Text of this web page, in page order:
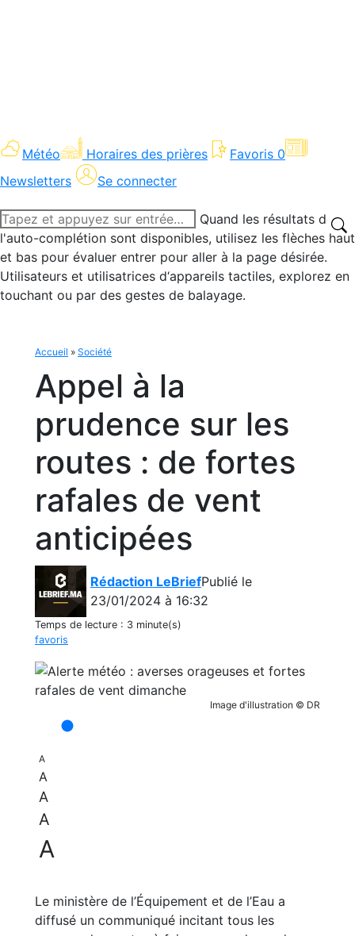
Météo Horaires des prières Favoris 0
Newsletters
Se connecter
Recherche
:
Quand les résultats de
l'auto-complétion sont disponibles, utilisez les flèches haut
et bas pour évaluer entrer pour aller à la page désirée.
Utilisateurs et utilisatrices d‘appareils tactiles, explorez en
touchant ou par des gestes de balayage.
Accueil » Société
Appel à la
prudence sur les
routes : de fortes
rafales de vent
anticipées
Rédaction LeBriefPublié le
23/01/2024 à 16:32
Temps de lecture : 3 minute(s)
favoris
Image d'illustration © DR
A
A
A
A
A
Le ministère de l’Équipement et de l’Eau a
diffusé un communiqué incitant tous les